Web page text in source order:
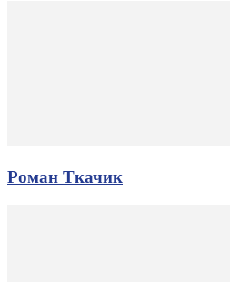
Роман Ткачик